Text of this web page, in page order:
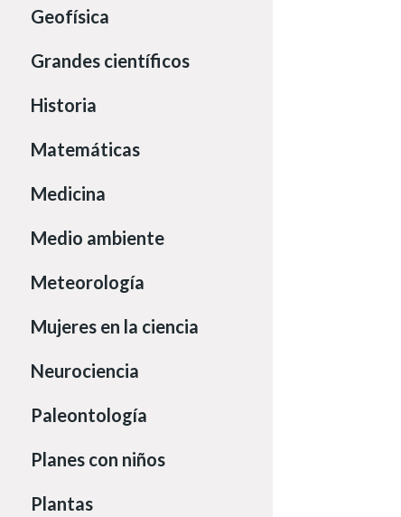
Geofísica
Grandes científicos
Historia
Matemáticas
Medicina
Medio ambiente
Meteorología
Mujeres en la ciencia
Neurociencia
Paleontología
Planes con niños
Plantas